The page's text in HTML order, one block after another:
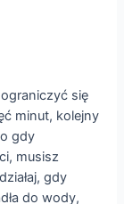
się
minut, kolejny
gdy
musisz
gdy
do wody,